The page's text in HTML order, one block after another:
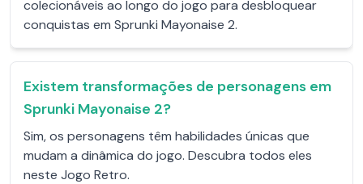
colecionáveis ​​ao longo do jogo para desbloquear
conquistas em Sprunki Mayonaise 2.
Existem transformações de personagens em
Sprunki Mayonaise 2?
Sim, os personagens têm habilidades únicas que
mudam a dinâmica do jogo. Descubra todos eles
neste Jogo Retro.